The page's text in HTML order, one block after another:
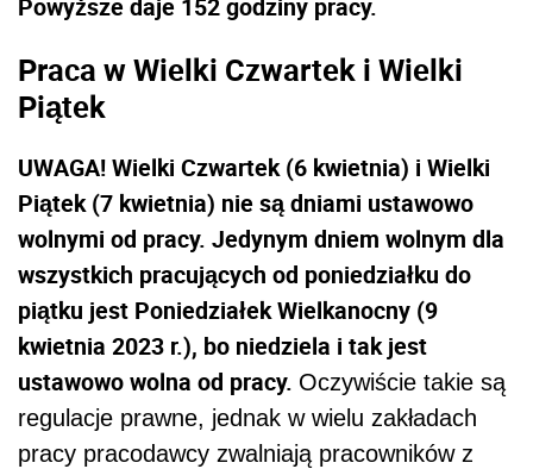
Powyższe daje 152 godziny pracy.
Praca w Wielki Czwartek i Wielki
Piątek
UWAGA!Wielki Czwartek (6 kwietnia) i Wielki
Piątek (7 kwietnia) nie są dniami ustawowo
wolnymi od pracy. Jedynym dniem wolnym dla
wszystkich pracujących od poniedziałku do
piątku jest Poniedziałek Wielkanocny (9
kwietnia 2023 r.), bo niedziela i tak jest
ustawowo wolna od pracy. Oczywiście takie są
regulacje prawne, jednak w wielu zakładach
pracy pracodawcy zwalniają pracowników z